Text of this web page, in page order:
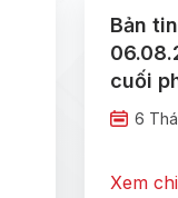
Bản
cuối
6
Xem